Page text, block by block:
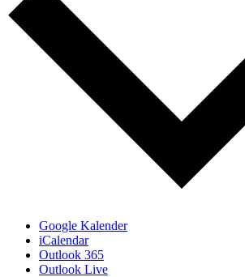
Google Kalender
iCalendar
Outlook 365
Outlook Live